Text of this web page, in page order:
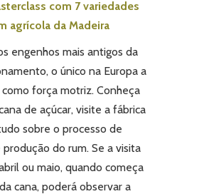
com 7 variedades
agrícola da Madeira
engenhos mais antigos da
o único na Europa a
força motriz. Conheça
de açúcar, visite a fábrica
sobre o processo de
do rum. Se a visita
ou maio, quando começa
cana, poderá observar a